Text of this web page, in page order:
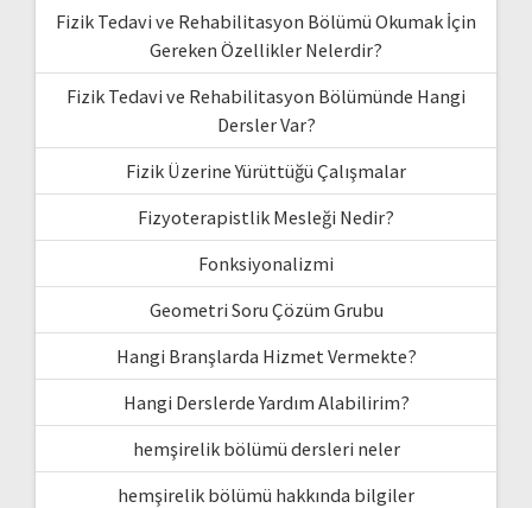
Fizik Tedavi ve Rehabilitasyon Bölümü Okumak İçin
Gereken Özellikler Nelerdir?
Fizik Tedavi ve Rehabilitasyon Bölümünde Hangi
Dersler Var?
Fizik Üzerine Yürüttüğü Çalışmalar
Fizyoterapistlik Mesleği Nedir?
Fonksiyonalizmi
Geometri Soru Çözüm Grubu
Hangi Branşlarda Hizmet Vermekte?
Hangi Derslerde Yardım Alabilirim?
hemşirelik bölümü dersleri neler
hemşirelik bölümü hakkında bilgiler